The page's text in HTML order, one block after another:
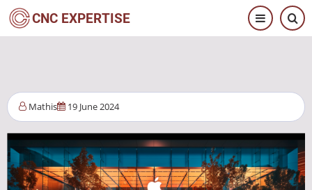
Aller
au
CNC EXPERTISE
Mathis 19 June 2024